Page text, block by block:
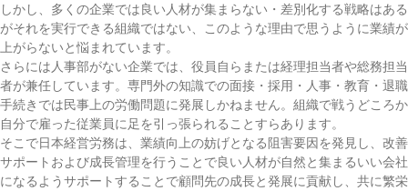
しかし、多くの企業では良い人材が集まらない・差別化する戦略はある
がそれを実行できる組織ではない、このような理由で思うように業績が
上がらないと悩まれています。
さらには人事部がない企業では、役員自らまたは経理担当者や総務担当
者が兼任しています。専門外の知識での面接・採用・人事・教育・退職
手続きでは民事上の労働問題に発展しかねません。組織で戦うどころか
自分で雇った従業員に足を引っ張られることすらあります。
そこで日本経営労務は、業績向上の妨げとなる阻害要因を発見し、改善
サポートおよび成長管理を行うことで良い人材が自然と集まるいい会社
になるようサポートすることで顧問先の成長と発展に貢献し、共に繁栄